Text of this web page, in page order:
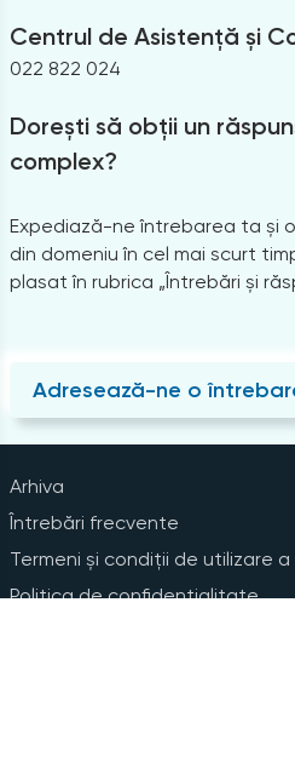
Centrul de Asistență și
022 822 024
Dorești să obții un
complex?
Expediază-ne întrebarea ta și
din domeniu în cel mai scurt
plasat în rubrica „Întrebări și
Adresează-ne o
Arhiva
Întrebări frecvente
Termeni și condiții de utilizare a
Politica de confidențialitate